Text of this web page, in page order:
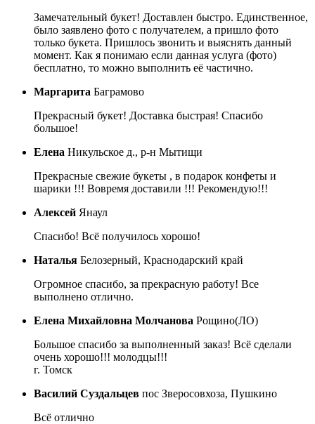
Замечательный букет! Доставлен быстро. Единственное,
было заявлено фото с получателем, а пришло фото
только букета. Пришлось звонить и выяснять данный
момент. Как я понимаю если данная услуга (фото)
бесплатно, то можно выполнить её частично.
Маргарита Баграмово
Прекрасный букет! Доставка быстрая! Спасибо
большое!
Елена Никульское д., р-н Мытищи
Прекрасные свежие букеты , в подарок конфеты и
шарики !!! Вовремя доставили !!! Рекомендую!!!
Алексей Янаул
Спасибо! Всё получилось хорошо!
Наталья Белозерный, Краснодарский край
Огромное спасибо, за прекрасную работу! Все
выполнено отлично.
Елена Михайловна Молчанова Рощино(ЛО)
Большое спасибо за выполненный заказ! Всё сделали
очень хорошо!!! молодцы!!!
г. Томск
Василий Суздальцев пос Зверосовхоза, Пушкино
Всё отлично